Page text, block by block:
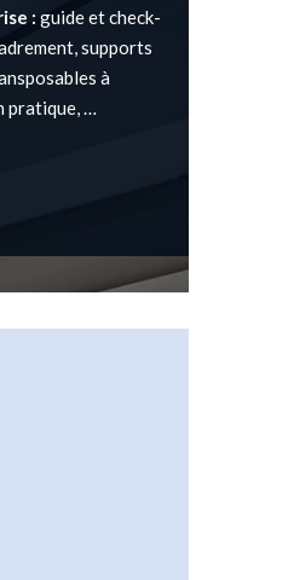
: guide et check-
supports
à
pratique, …